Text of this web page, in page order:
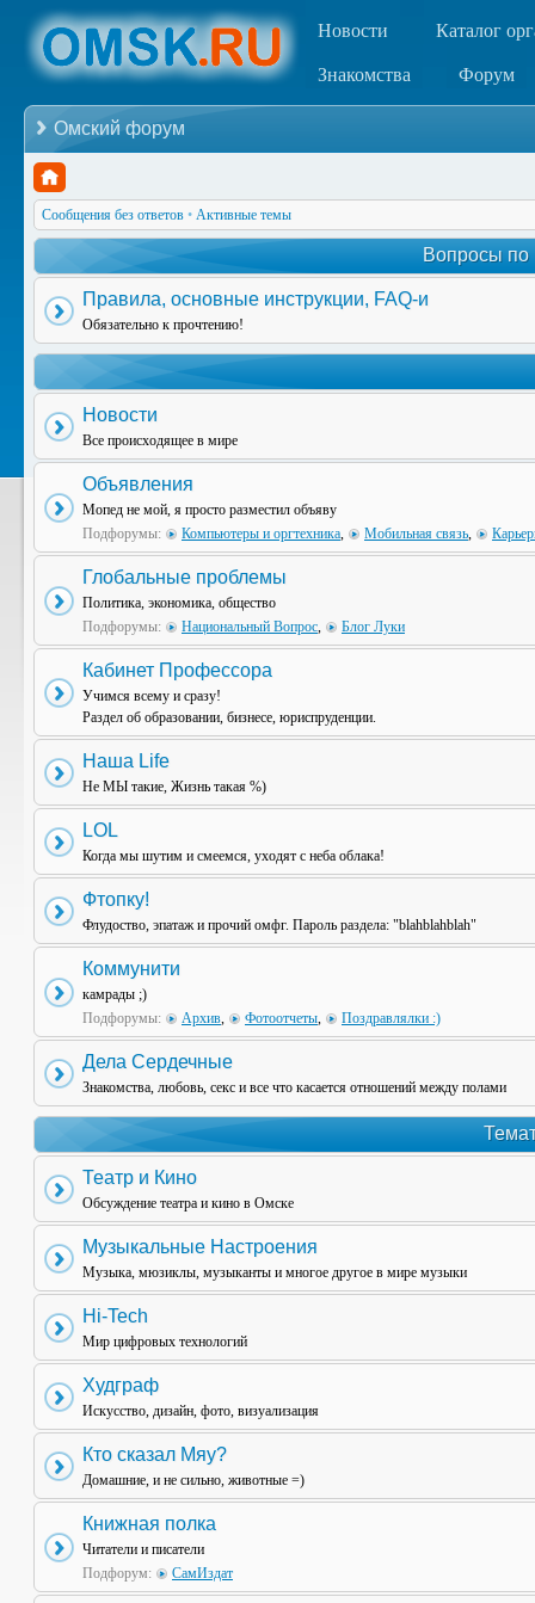
Новости Каталог
Знакомства Форум
Омский форум
Сообщения без ответов • Активные темы
Вопросы по
Правила, основные инструкции, FAQ-и
Обязательно к прочтению!
Новости
Все происходящее в мире
Объявления
Мопед не мой, я просто разместил объяву
Подфорумы:
Компьютеры и оргтехника, Мобильная связь,
Глобальные проблемы
Политика, экономика, общество
Подфорумы:
Национальный Вопрос, Блог Луки
Кабинет Профессора
Учимся всему и сразу!
Раздел об образовании, бизнесе, юриспруденции.
Наша Life
Не МЫ такие, Жизнь такая %)
LOL
Когда мы шутим и смеемся, уходят с неба облака!
Фтопку!
Флудоство, эпатаж и прочий омфг. Пароль раздела: "blahblahblah"
Коммунити
камрады ;)
Подфорумы:
Архив, Фотоотчеты, Поздравлялки :)
Дела Сердечные
Знакомства, любовь, секс и все что касается отношений между полами
Театр и Кино
Обсуждение театра и кино в Омске
Музыкальные Настроения
Музыка, мюзиклы, музыканты и многое другое в мире музыки
Hi-Tech
Мир цифровых технологий
Худграф
Искусство, дизайн, фото, визуализация
Кто сказал Мяу?
Домашние, и не сильно, животные =)
Книжная полка
Читатели и писатели
Подфорум:
СамИздат